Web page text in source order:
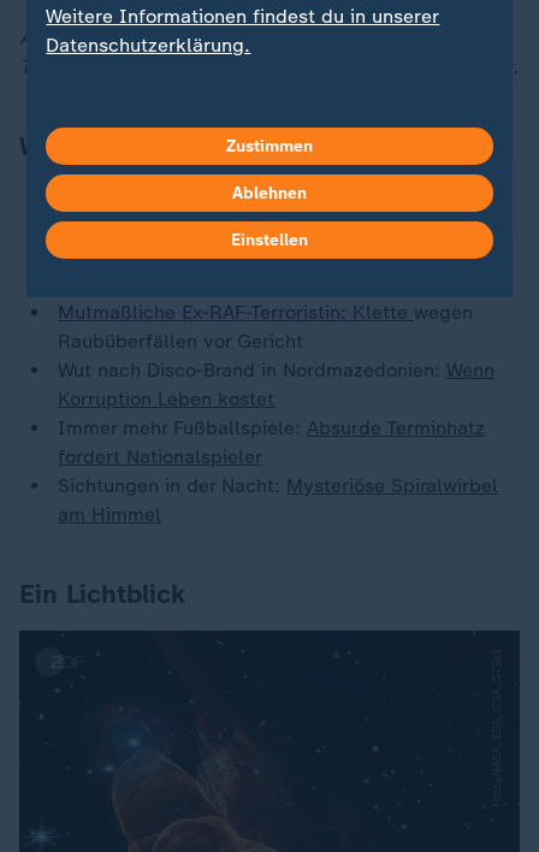
Alle Entwicklungen finden Sie jederzeit auf unserer
Themenseite zum
.
Weitere Schlagzeilen
Illegale Importe in die USA:
Schmuggelware wurde
Früherer Außenminister Gabriel:Tech-Milliardäre
Mutmaßliche Ex-RAF-Terroristin: K lette wegen
Raubüberfällen vor Gericht
Wut nach Disco-Brand in Nordmazedonien: Wenn
Korruption Leben kostet
Immer mehr Fußballspiele: Absurde Terminhatz
fordert Nationalspieler
Sichtungen in der Nacht: Mysteriöse Spiralwirbel
am Himmel
Ein Lichtblick
Weitere Informationen findest du in unserer
Datenschutzerklärung.
Zustimmen
Ablehnen
Einstellen